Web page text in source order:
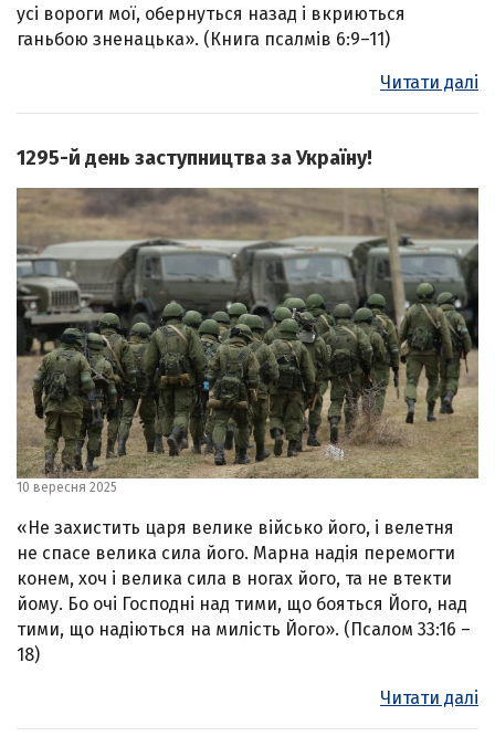
усі вороги мої, обернуться назад і вкриються
ганьбою зненацька». (Книга псалмів 6:9–11)
Читати далі
1295-й день заступництва за Україну!
10 вересня 2025
«Не захистить царя велике військо його, і велетня
не спасе велика сила його. Марна надія перемогти
конем, хоч і велика сила в ногах його, та не втекти
йому. Бо очі Господні над тими, що бояться Його, над
тими, що надіються на милість Його». (Псалом 33:16 –
18)
Читати далі